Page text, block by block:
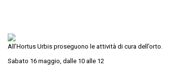
All’Hortus Urbis proseguono le attività di cura dell’orto.
Sabato 16 maggio, dalle 10 alle 12